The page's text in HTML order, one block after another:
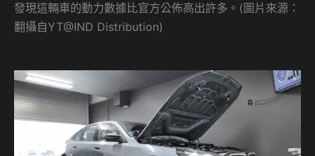
發現這輛車的動力數據比官方公佈高出許多。(圖片來源：
翻攝自YT@IND Distribution)